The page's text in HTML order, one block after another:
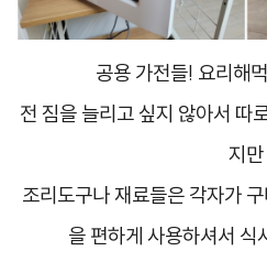
공용 가전들! 요리해
전 짐을 늘리고 싶지 않아서 따
지만
조리도구나 재료들은 각자가
을 편하게 사용하셔서 식